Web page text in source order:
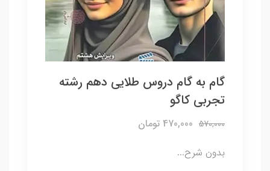
گام به گام دروس طلایی دهم رشته
تجربی کاگو
570,000 470,000 تومان
بدون شرح...